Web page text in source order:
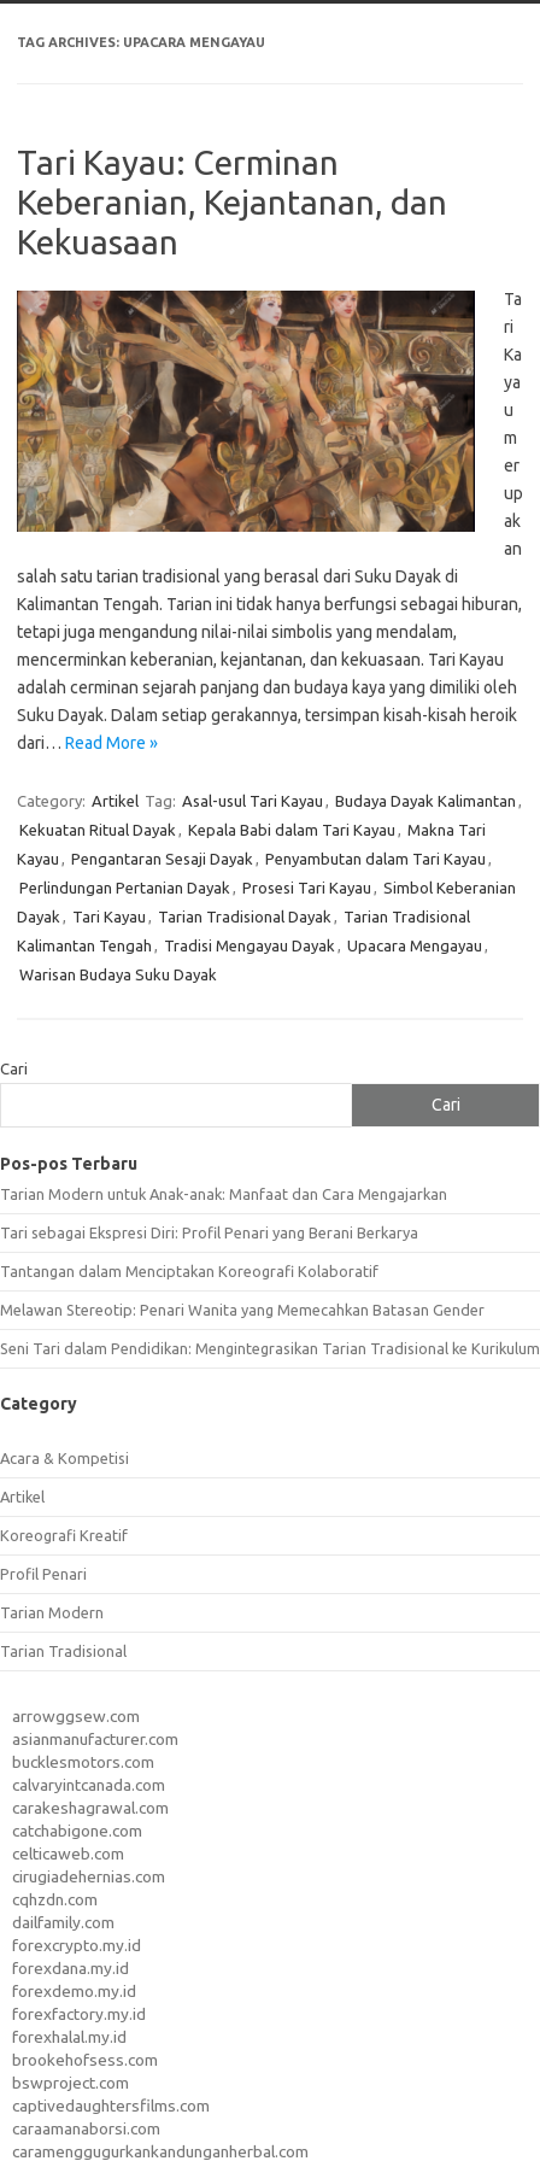
TAG ARCHIVES: UPACARA MENGAYAU
Tari Kayau: Cerminan
Keberanian, Kejantanan, dan
Kekuasaan
Ta
ri
Ka
ya
u
m
er
up
ak
an
salah satu tarian tradisional yang berasal dari Suku Dayak di
Kalimantan Tengah. Tarian ini tidak hanya berfungsi sebagai hiburan,
tetapi juga mengandung nilai-nilai simbolis yang mendalam,
mencerminkan keberanian, kejantanan, dan kekuasaan. Tari Kayau
adalah cerminan sejarah panjang dan budaya kaya yang dimiliki oleh
Suku Dayak. Dalam setiap gerakannya, tersimpan kisah-kisah heroik
dari… Read More »
Category: Artikel Tag: Asal-usul Tari Kayau , Budaya Dayak Kalimantan ,
Kekuatan Ritual Dayak , Kepala Babi dalam Tari Kayau , Makna Tari
Kayau , Pengantaran Sesaji Dayak , Penyambutan dalam Tari Kayau ,
Perlindungan Pertanian Dayak , Prosesi Tari Kayau , Simbol Keberanian
Dayak , Tari Kayau , Tarian Tradisional Dayak , Tarian Tradisional
Kalimantan Tengah , Tradisi Mengayau Dayak , Upacara Mengayau ,
Warisan Budaya Suku Dayak
Cari
Cari
Pos-pos Terbaru
Tarian Modern untuk Anak-anak: Manfaat dan Cara Mengajarkan
Tari sebagai Ekspresi Diri: Profil Penari yang Berani Berkarya
Tantangan dalam Menciptakan Koreografi Kolaboratif
Melawan Stereotip: Penari Wanita yang Memecahkan Batasan Gender
Seni Tari dalam Pendidikan: Mengintegrasikan Tarian Tradisional ke Kurikulum
Category
Acara & Kompetisi
Artikel
Koreografi Kreatif
Profil Penari
Tarian Modern
Tarian Tradisional
arrowggsew.com
asianmanufacturer.com
bucklesmotors.com
calvaryintcanada.com
carakeshagrawal.com
catchabigone.com
celticaweb.com
cirugiadehernias.com
cqhzdn.com
dailfamily.com
forexcrypto.my.id
forexdana.my.id
forexdemo.my.id
forexfactory.my.id
forexhalal.my.id
brookehofsess.com
bswproject.com
captivedaughtersfilms.com
caraamanaborsi.com
caramenggugurkankandunganherbal.com